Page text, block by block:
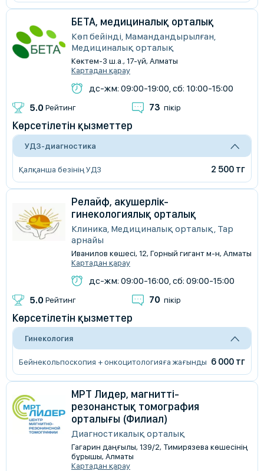
БЕТА, медициналық орталық
Көп бейінді, Мамандандырылған,
Медициналық орталық
Көктем-3 ш.а., 17-үй, Алматы
Картадан қарау
дс-жм: 09:00-19:00, сб: 10:00-15:00
5.0 Рейтинг 73 пікір
Көрсетілетін қызметтер
УДЗ-диагностика
Қалқанша безінің УДЗ 2 500 тг
Релайф, акушерлік-
гинекологиялық орталық
Клиника, Медициналық орталық, Тар
арнайы
Иванилов көшесі, 12, Горный гигант м-н, Алматы
Картадан қарау
дс-жм: 09:00-16:00, сб: 09:00-15:00
5.0 Рейтинг 70 пікір
Көрсетілетін қызметтер
Гинекология
Бейнекольпоскопия + онкоцитологияға жағынды 6 000 тг
МРТ Лидер, магнитті-
резонанстық томография
орталығы (Филиал)
Диагностикалық орталық
Гагарин даңғылы, 139/2, Тимирязева көшесінің
бұрышы, Алматы
Картадан қарау